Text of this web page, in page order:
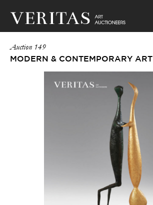
Auction 149
MODERN & CONTEMPORARY ART